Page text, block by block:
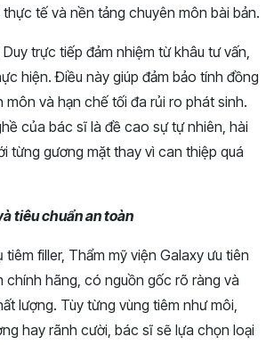
tế và nền tảng chuyên môn bài bản.
trực tiếp đảm nhiệm từ khâu tư vấn,
hiện. Điều này giúp đảm bảo tính đồng
môn và hạn chế tối đa rủi ro phát sinh.
của bác sĩ là đề cao sự tự nhiên, hài
từng gương mặt thay vì can thiệp quá
tiêu chuẩn an toàn
filler, Thẩm mỹ viện Galaxy ưu tiên
chính hãng, có nguồn gốc rõ ràng và
lượng. Tùy từng vùng tiêm như môi,
hay rãnh cười, bác sĩ sẽ lựa chọn loại